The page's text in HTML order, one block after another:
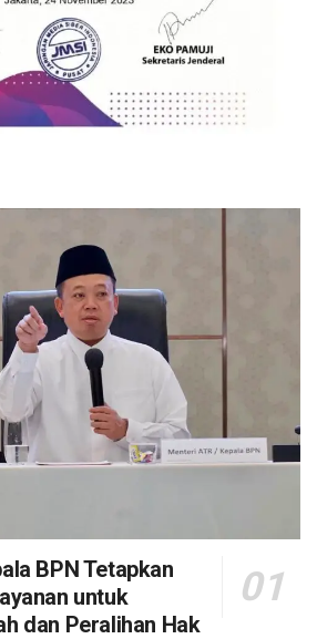
BPN Tetapkan
untuk
dan Peralihan Hak